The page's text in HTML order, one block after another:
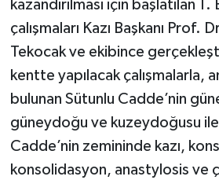
kazandırılması için başlatılan 1.
çalışmaları Kazı Başkanı Prof.
Tekocak ve ekibince
kentte yapılacak çalışmalarla,
bulunan Sütunlu Cadde’nin
güneydoğu ve kuzeydoğusu
Cadde’nin zemininde kazı,
konsolidasyon, anastylosis ve